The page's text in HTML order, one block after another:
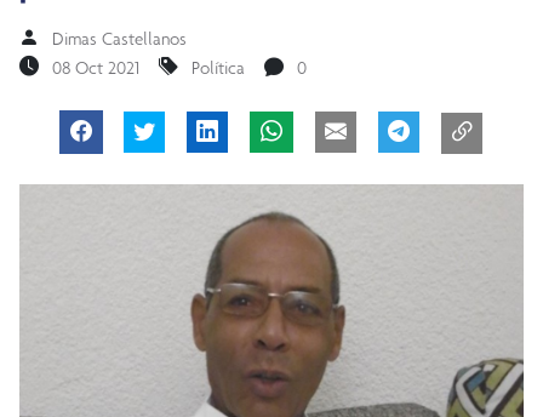
Dimas Castellanos
08 Oct 2021
Política 0